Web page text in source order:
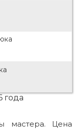
года
мастера. Цена